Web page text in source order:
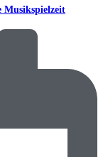
Musikspielzeit